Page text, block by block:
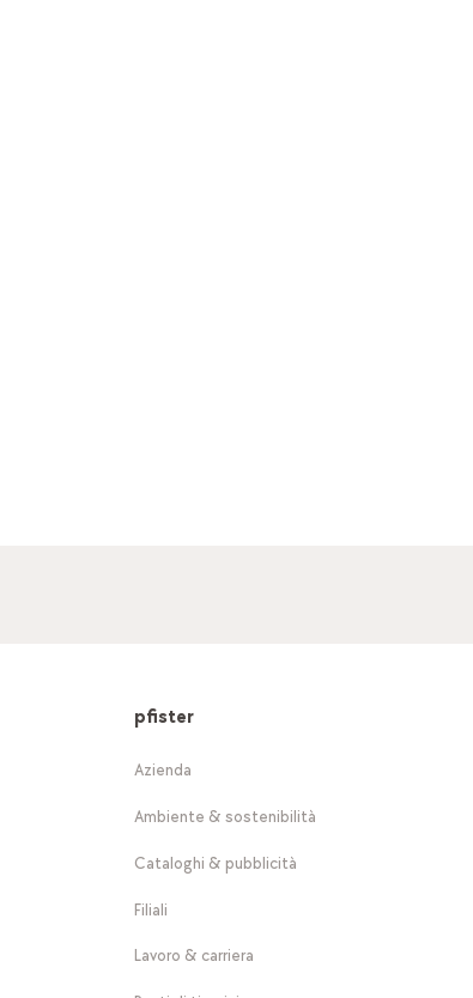
pfister
Azienda
Ambiente & sostenibilità
Cataloghi & pubblicità
Filiali
Lavoro & carriera